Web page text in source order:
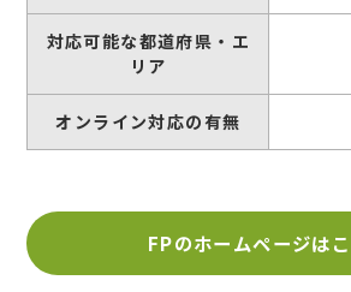
対応可能な都道府県・エ
リア
オンライン対応の有無
FPのホームページは